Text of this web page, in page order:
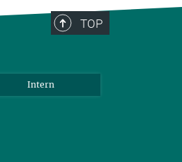
TOP
Intern